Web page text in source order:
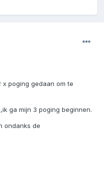
poging gedaan om te
ga mijn 3 poging beginnen.
ondanks de